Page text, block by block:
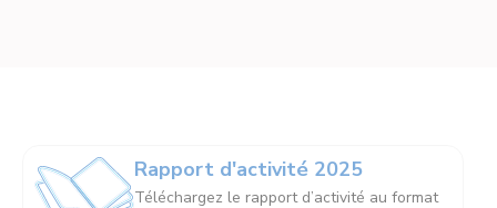
Rapport d'activité 2025
Téléchargez le rapport d’activité au format